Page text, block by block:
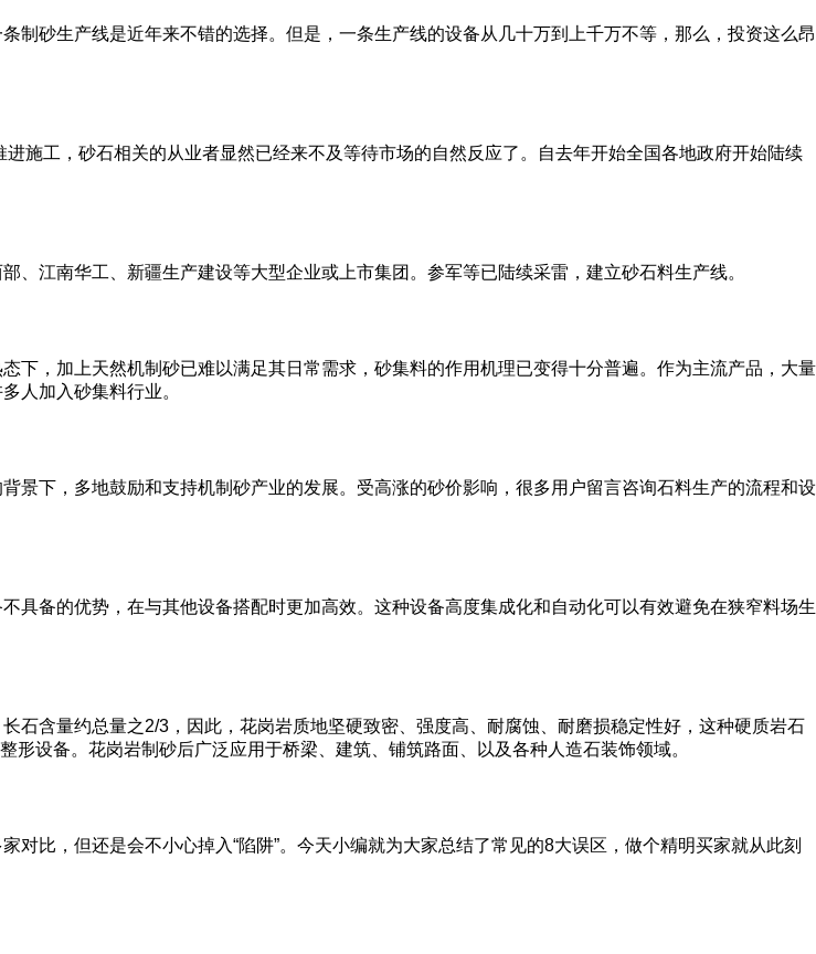
制砂生产线是近年来不错的选择。但是，一条生产线的设备从几十万到上千万不等，那么，投资这么昂
施工，砂石相关的从业者显然已经来不及等待市场的自然反应了。自去年开始全国各地政府开始陆续
江南华工、新疆生产建设等大型企业或上市集团。参军等已陆续采雷，建立砂石料生产线。
下，加上天然机制砂已难以满足其日常需求，砂集料的作用机理已变得十分普遍。作为主流产品，大量
人加入砂集料行业。
景下，多地鼓励和支持机制砂产业的发展。受高涨的砂价影响，很多用户留言咨询石料生产的流程和设
具备的优势，在与其他设备搭配时更加高效。这种设备高度集成化和自动化可以有效避免在狭窄料场生
石含量约总量之2/3，因此，花岗岩质地坚硬致密、强度高、耐腐蚀、耐磨损稳定性好，这种硬质岩石
设备。花岗岩制砂后广泛应用于桥梁、建筑、铺筑路面、以及各种人造石装饰领域。
比，但还是会不小心掉入“陷阱”。今天小编就为大家总结了常见的8大误区，做个精明买家就从此刻